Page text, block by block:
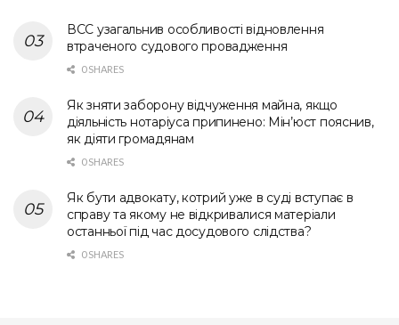
ВСС узагальнив особливості відновлення
втраченого судового провадження
0 SHARES
Як зняти заборону відчуження майна, якщо
діяльність нотаріуса припинено: Мін’юст пояснив,
як діяти громадянам
0 SHARES
Як бути адвокату, котрий уже в суді вступає в
справу та якому не відкривалися матеріали
останньої під час досудового слідства?
0 SHARES